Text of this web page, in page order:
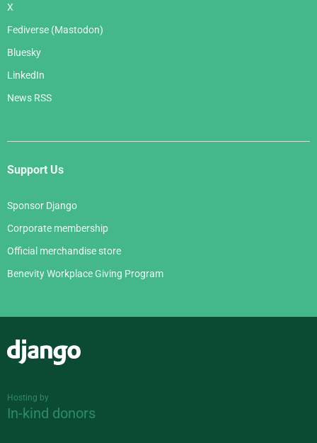
X
Fediverse (Mastodon)
Bluesky
LinkedIn
News RSS
Support Us
Sponsor Django
Corporate membership
Official merchandise store
Benevity Workplace Giving Program
Hosting by
In-kind donors